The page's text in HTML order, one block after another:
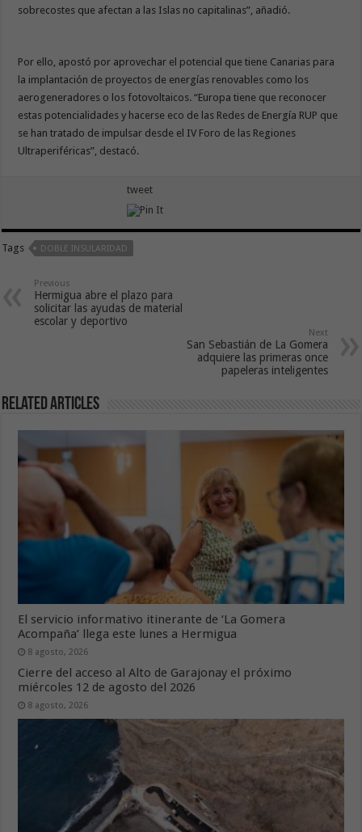
sobrecostes que afectan a las Islas no capitalinas”, añadió.
Por ello, apostó por aprovechar el potencial que tiene Canarias para
la implantación de proyectos de energías renovables como los
aerogeneradores o los fotovoltaicos. “Europa tiene que reconocer
estas potencialidades y hacerse eco de las Redes de Energía RUP que
se han tratado de impulsar desde el IV Foro de las Regiones
Ultraperiféricas”, destacó.
tweet
Tags DOBLE INSULARIDAD
Previous
Hermigua abre el plazo para
solicitar las ayudas de material
escolar y deportivo
Next
San Sebastián de La Gomera
adquiere las primeras once
papeleras inteligentes
Related Articles
El servicio informativo itinerante de ‘La Gomera
Acompaña’ llega este lunes a Hermigua
8 agosto, 2026
Cierre del acceso al Alto de Garajonay el próximo
miércoles 12 de agosto del 2026
8 agosto, 2026